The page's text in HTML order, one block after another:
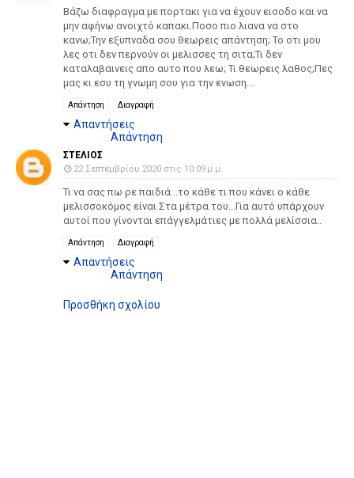
Βάζω διαφραγμα με πορτακι για να έχουν εισοδο και να
μην αφήνω ανοιχτό καπακι.Ποσο πιο λιανα να στο
κανω;Την εξυπναδα σου θεωρεις απάντηση; Το οτι μου
λες οτι δεν περνούν οι μελισσες τη σιτα;Τι δεν
καταλαβαινεις απο αυτο που λεω; Τι θεωρεις λαθος;Πες
μας κι εσυ τη γνωμη σου για την ενωση...
Απάντηση Διαγραφή
Απαντήσεις
Απάντηση
ΣΤΕΛΙΟΣ
22 Σεπτεμβρίου 2020 στις 10:09 μ.μ.
Τι να σας πω ρε παιδιά...το κάθε τι που κάνει ο κάθε
μελισσοκόμος είναι Στα μέτρα του...Για αυτό υπάρχουν
αυτοί που γίνονται επάγγελμάτιες με πολλά μελίσσια..
Απάντηση Διαγραφή
Απαντήσεις
Απάντηση
Προσθήκη σχολίου